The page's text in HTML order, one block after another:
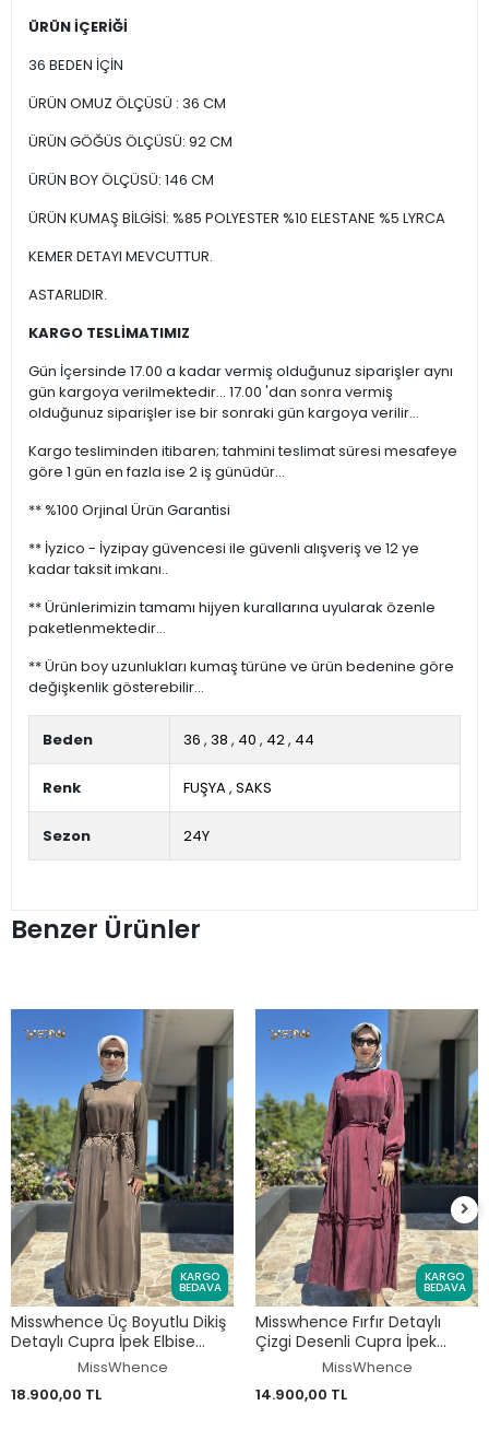
ÜRÜN İÇERİĞİ
36 BEDEN İÇİN
ÜRÜN OMUZ ÖLÇÜSÜ : 36 CM
ÜRÜN GÖĞÜS ÖLÇÜSÜ: 92 CM
ÜRÜN BOY ÖLÇÜSÜ: 146 CM
ÜRÜN KUMAŞ BİLGİSİ: %85 POLYESTER %10 ELESTANE %5 LYRCA
KEMER DETAYI MEVCUTTUR.
ASTARLIDIR.
KARGO TESLİMATIMIZ
Gün İçersinde 17.00 a kadar vermiş olduğunuz siparişler aynı
gün kargoya verilmektedir... 17.00 'dan sonra vermiş
olduğunuz siparişler ise bir sonraki gün kargoya verilir...
Kargo tesliminden itibaren; tahmini teslimat süresi mesafeye
göre 1 gün en fazla ise 2 iş günüdür...
** %100 Orjinal Ürün Garantisi
** İyzico - İyzipay güvencesi ile güvenli alışveriş ve 12 ye
kadar taksit imkanı..
** Ürünlerimizin tamamı hijyen kurallarına uyularak özenle
paketlenmektedir...
** Ürün boy uzunlukları kumaş türüne ve ürün bedenine göre
değişkenlik gösterebilir...
Beden 36 , 38 , 40 , 42, 44
Renk FUŞYA, SAKS
Sezon 24Y
Benzer Ürünler
KARGO
BEDAVA
Misswhence Üç Boyutlu Dikiş
Detaylı Cupra İpek Elbise
MissWhence
18.900,00 TL
KARGO
BEDAVA
Misswhence Fırfır Detaylı
Çizgi Desenli Cupra İpek
Elbise 39808MissWhence
14.900,00 TL